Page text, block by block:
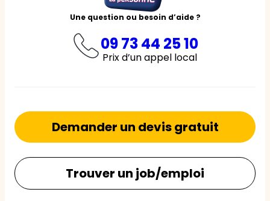
Une question ou besoin d’aide ?
09 73 44 25 10
Prix d’un appel local
Demander un devis gratuit
Trouver un job/emploi